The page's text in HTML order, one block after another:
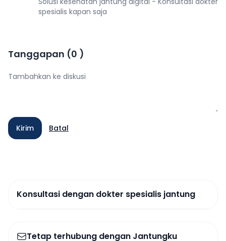
spesialis kapan saja
Tanggapan (0 )
Kirim Batal
Konsultasi dengan dokter spesialis jantung
Tetap terhubung dengan Jantungku